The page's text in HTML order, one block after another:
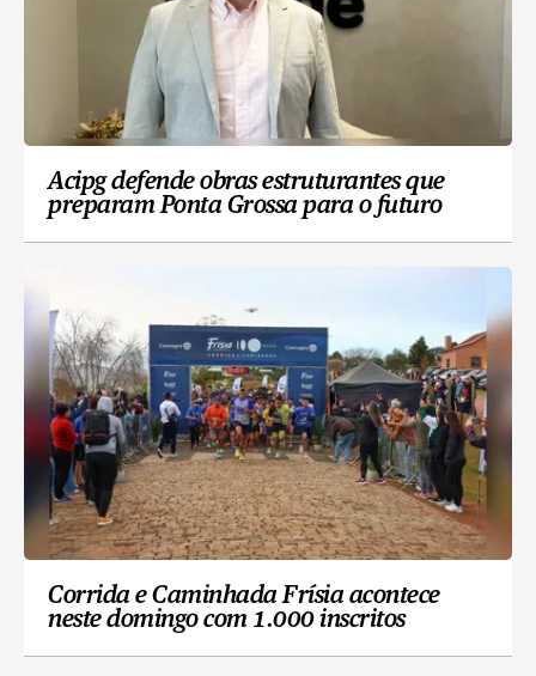
Acipg defende obras estruturantes que
preparam Ponta Grossa para o futuro
Corrida e Caminhada Frísia acontece
neste domingo com 1.000 inscritos